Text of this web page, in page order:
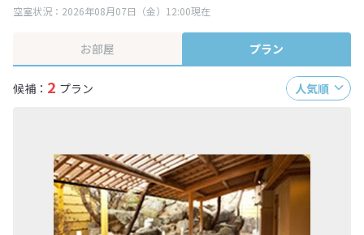
※表示されている旅行代金・プラン内容は一定時間ごとに更新されます。最
空室状況：2026年08月07日（金）12:00現在
お部屋 プラン
候補： 2 プラン 人気順